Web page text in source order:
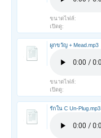
ขนาดไฟล์:
เปิดดู:
ผูกขวัญ + Mead.mp3
ขนาดไฟล์:
เปิดดู:
รักใน C Un-Plug.mp3